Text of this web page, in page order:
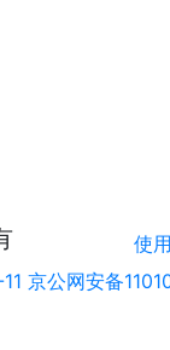
使
京公网安备